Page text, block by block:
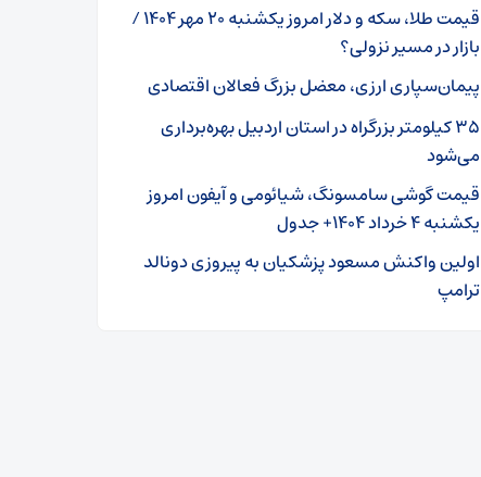
قیمت طلا، سکه و دلار امروز یکشنبه ۲۰ مهر ۱۴۰۴ /
بازار در مسیر نزولی؟
پیمان‌سپاری ارزی، معضل بزرگ فعالان اقتصادی
۳۵ کیلومتر بزرگراه در استان اردبیل بهره‌برداری
می‌شود
قیمت گوشی سامسونگ، شیائومی و آیفون امروز
یکشنبه ۴ خرداد ۱۴۰۴+ جدول
اولین واکنش مسعود پزشکیان به پیروزی دونالد
ترامپ